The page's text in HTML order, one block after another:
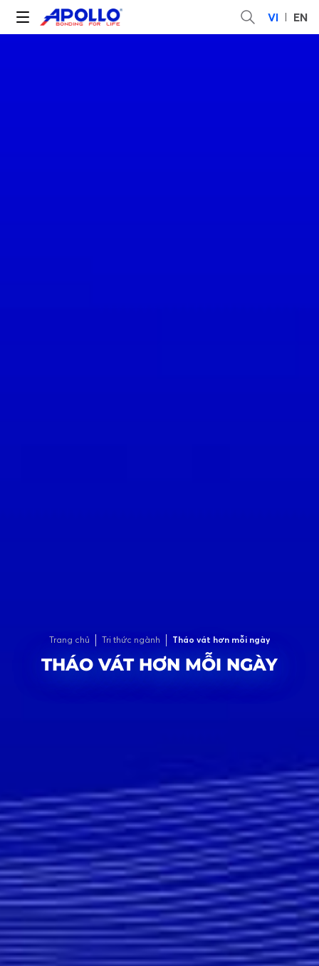
VI EN
Trang chủ Tri thức ngành Tháo vát hơn mỗi ngày
THÁO VÁT HƠN MỖI NGÀY